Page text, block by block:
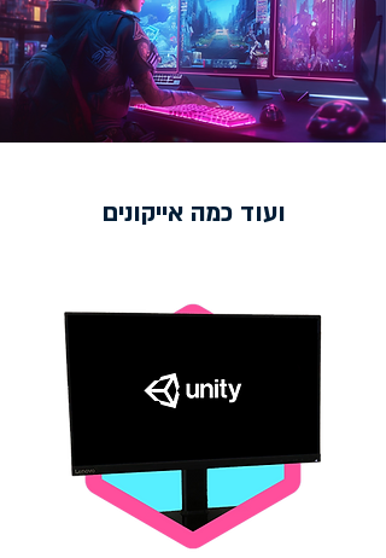
ועוד כמה אייקונים